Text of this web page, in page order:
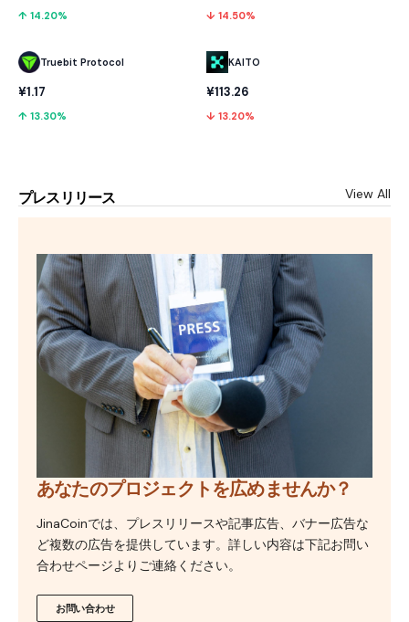
↑ 14.20%
Truebit Protocol
¥1.17
↑ 13.30%
↓ 14.50%
KAITO
¥113.26
↓ 13.20%
プレスリリース View All
あなたのプロジェクトを広めませんか？
JinaCoinでは、プレスリリースや記事広告、バナー広告な
ど複数の広告を提供しています。詳しい内容は下記お問い
合わせページよりご連絡ください。
お問い合わせ